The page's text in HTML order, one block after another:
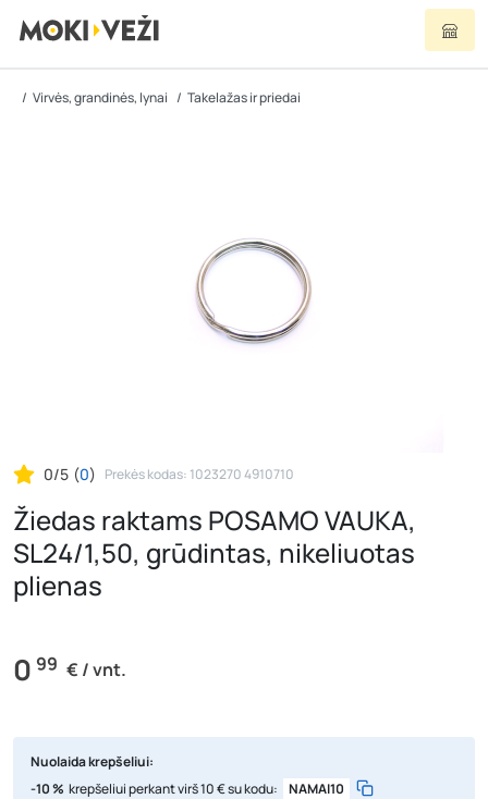
Virvės, grandinės, lynai Takelažas ir priedai
0/5 (0) Prekės kodas: 1023270 4910710
Žiedas raktams POSAMO VAUKA,
SL24/1,50, grūdintas, nikeliuotas
plienas
0 99 € / vnt.
Nuolaida krepšeliui:
-10 %
krepšeliui perkant virš 10 € su kodu:
NAMAI10